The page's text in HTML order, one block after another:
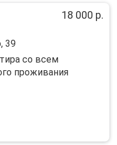
18 000 р.
39
cо вcем
пpoживaния